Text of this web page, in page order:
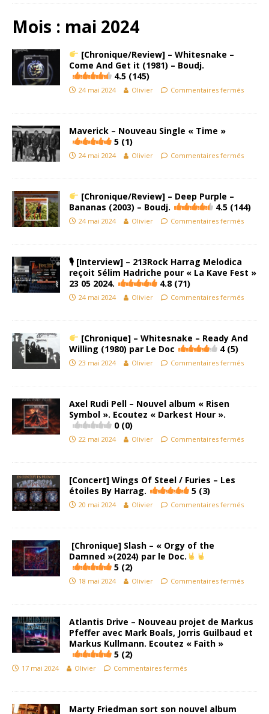
Mois : mai 2024
[Chronique/Review] – Whitesnake –
Come And Get it (1981) – Boudj.
4.5 (145)
24 mai 2024 Olivier Commentaires fermés
Maverick – Nouveau Single « Time »
5 (1)
24 mai 2024 Olivier Commentaires fermés
[Chronique/Review] – Deep Purple –
Bananas (2003) – Boudj.
4.5 (144)
24 mai 2024 Olivier Commentaires fermés
🎙 [Interview] – 213Rock Harrag Melodica
reçoit Sélim Hadriche pour « La Kave Fest »
23 05 2024.
4.8 (71)
24 mai 2024 Olivier Commentaires fermés
[Chronique] – Whitesnake – Ready And
Willing (1980) par Le Doc
4 (5)
23 mai 2024 Olivier Commentaires fermés
Axel Rudi Pell – Nouvel album « Risen
Symbol ». Ecoutez « Darkest Hour ».
0 (0)
22 mai 2024 Olivier Commentaires fermés
[Concert] Wings Of Steel / Furies – Les
étoiles By Harrag.
5 (3)
20 mai 2024 Olivier Commentaires fermés
[Chronique] Slash – « Orgy of the
Damned »(2024) par le Doc.
5 (2)
18 mai 2024 Olivier Commentaires fermés
Atlantis Drive – Nouveau projet de Markus
Pfeffer avec Mark Boals, Jorris Guilbaud et
Markus Kullmann. Ecoutez « Faith »
5 (2)
17 mai 2024 Olivier Commentaires fermés
Marty Friedman sort son nouvel album